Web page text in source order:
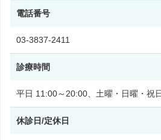
電話番号
03-3837-2411
診療時間
平日 11:00～20:00、土曜・日曜・祝
休診日/定休日